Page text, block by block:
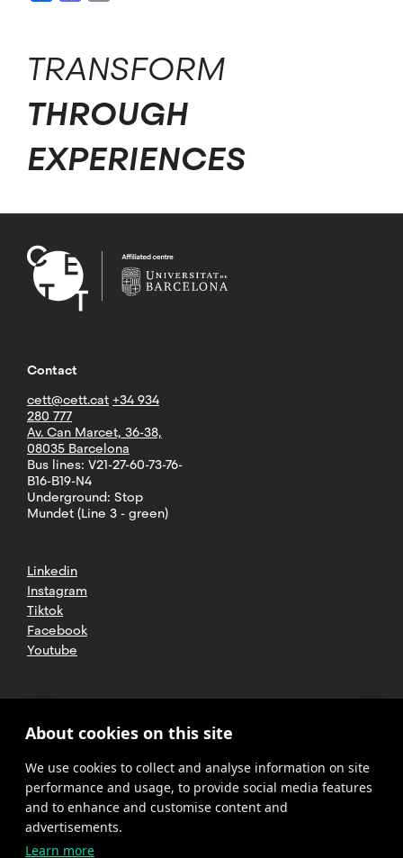
TRANSFORM
THROUGH
EXPERIENCES
Contact
cett@cett.cat +34 934
280 777
Av. Can Marcet, 36-38,
08035 Barcelona
Bus lines: V21-27-60-73-76-
B16-B19-N4
Underground: Stop
Mundet (Line 3 - green)
Linkedin
Instagram
Tiktok
Facebook
Youtube
advice
Privacy
policy
Cookies
About cookies on this site
We use cookies to collect and analyse information on site
performance and usage, to provide social media features
and to enhance and customise content and
advertisements.
Learn more